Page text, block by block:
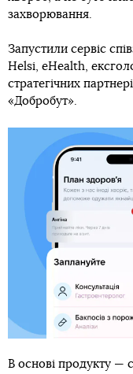
захворювання.
Запустили сервіс
Helsi, eHealth,
стратегічних
«Добробут».
В основі продукту —